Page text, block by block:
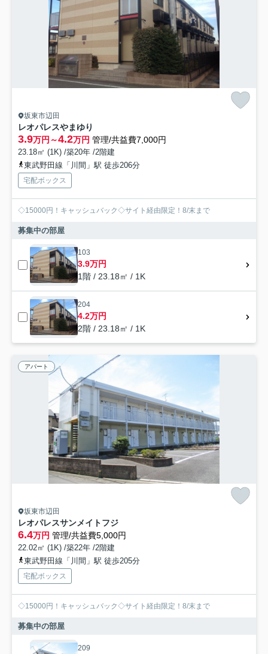
坂東市辺田
レオパレスやまゆり
3.9万円～4.2万円 管理/共益費7,000円
23.18㎡ (1K) /築20年 /2階建
東武野田線「川間」駅 徒歩206分
宅配ボックス
◇15000円！キャッシュバック◇サイト経由限定！8/末まで
募集中の部屋
103
3.9万円
1階 / 23.18㎡ / 1K
204
4.2万円
2階 / 23.18㎡ / 1K
アパート
坂東市辺田
レオパレスサンメイトフジ
6.4万円 管理/共益費5,000円
22.02㎡ (1K) /築22年 /2階建
東武野田線「川間」駅 徒歩205分
宅配ボックス
◇15000円！キャッシュバック◇サイト経由限定！8/末まで
募集中の部屋
209